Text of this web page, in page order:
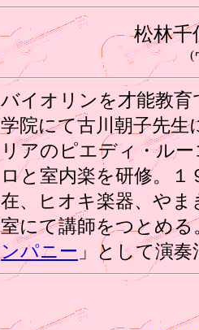
松林千
(
バイオリンを才能教
学院にて古川朝子先生
リアのピエディ・ル
ロと室内楽を研修。１
在、ヒオキ楽器、や
室にて講師をつとめ
ンパニー 」として演